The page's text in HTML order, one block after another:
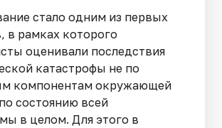
стало одним из первых
в рамках которого
оценивали последствия
катастрофы не по
компонентам окружающей
состоянию всей
в целом. Для этого в